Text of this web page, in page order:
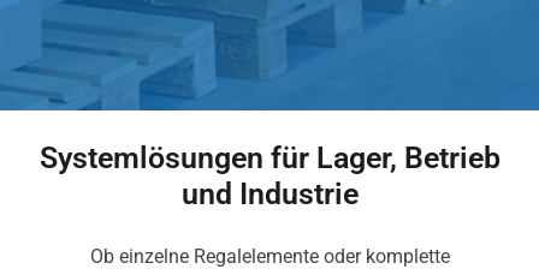
Systemlösungen für Lager, Betrieb
und Industrie
Ob einzelne Regalelemente oder komplette